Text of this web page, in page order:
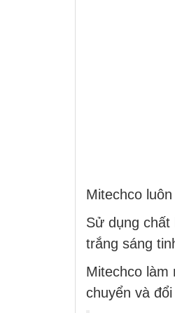
Mitechco
Sử dụng chất
trắng sáng
Mitechco làm
chuyển và